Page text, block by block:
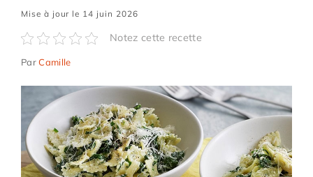
Mise à jour le 14 juin 2026
Notez cette recette
ParCamille